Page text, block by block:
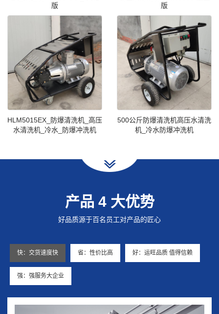
版
版
HLM5015EX_防爆清洗机_高压
水清洗机_冷水_防爆冲洗机
500公斤防爆清洗机高压水清洗
机_冷水防爆冲洗机
产品 4 大优势
好品质源于百名员工对产品的匠心
快：交货速度快 省：性价比高 好：运旺品质 值得信赖
强：强服务大企业